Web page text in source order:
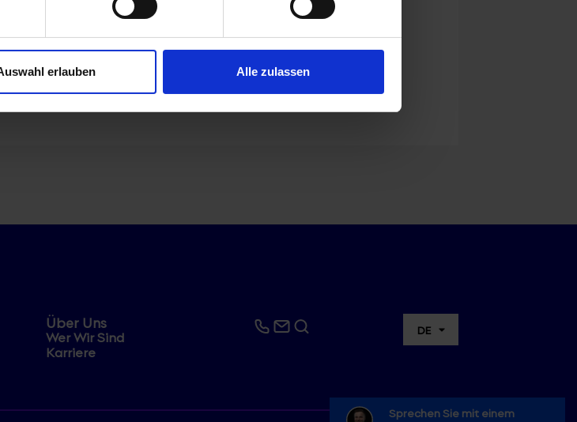
erlauben Alle zulassen
Über Uns
Wer Wir Sind
Karriere
Sprechen Sie mit einem
DE